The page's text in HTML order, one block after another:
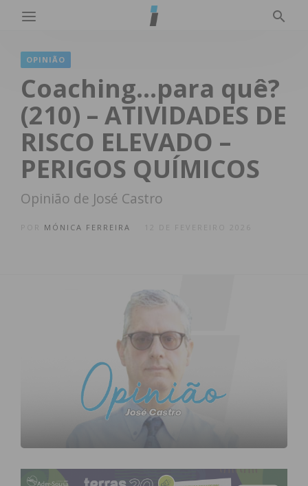
OPINIÃO
Coaching…para quê?
(210) – ATIVIDADES DE
RISCO ELEVADO –
PERIGOS QUÍMICOS
Opinião de José Castro
MÓNICA FERREIRA